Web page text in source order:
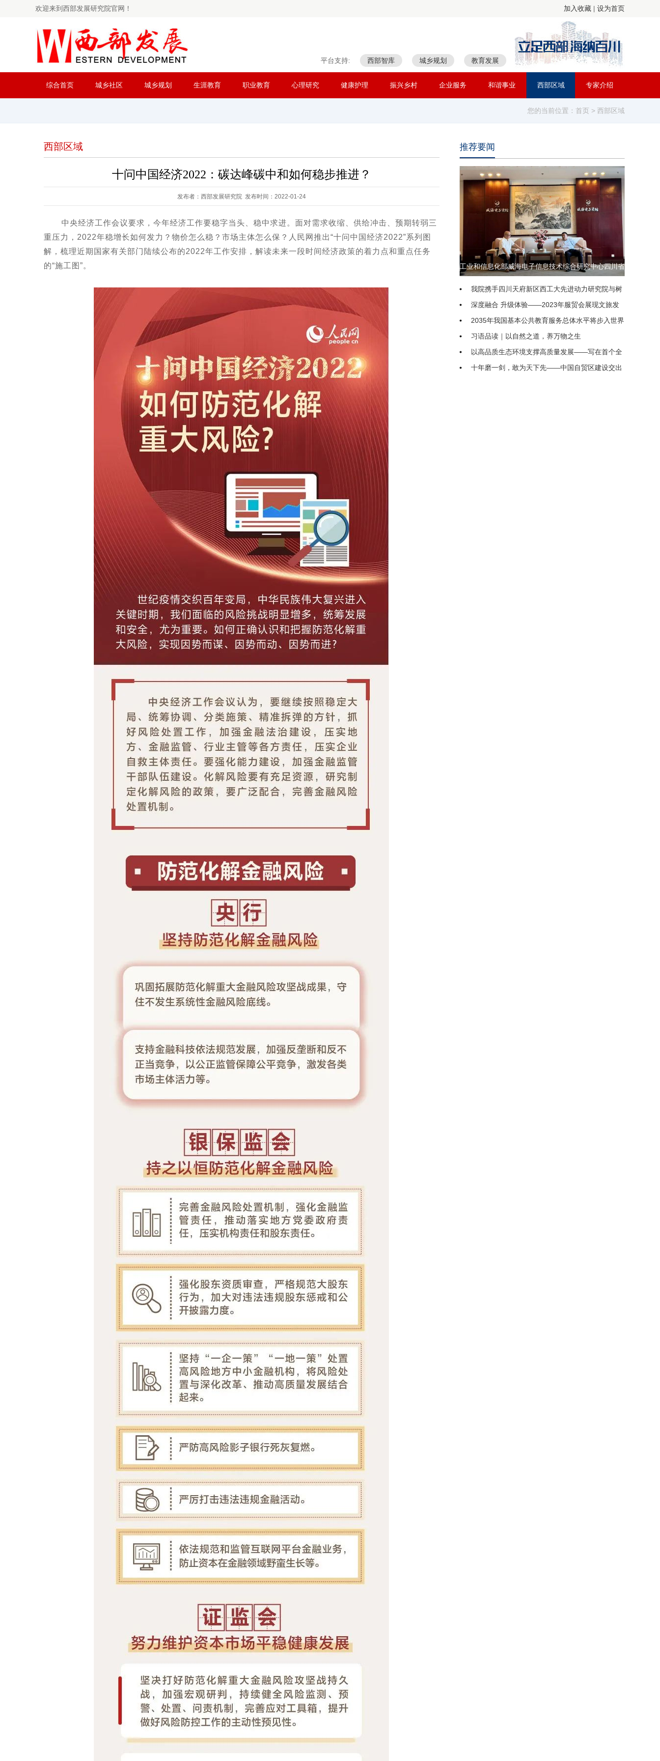
欢迎来到西部发展研究院官网！ 加入收藏 | 设为首页
平台支持: 西部智库 城乡规划 教育发展
综合首页 城乡社区 城乡规划 生涯教育 职业教育 心理研究 健康护理 振兴乡村 企业服务 和谐事业 西部区域 专家介绍
您的当前位置： 首页 > 西部区域
推荐要闻
工业和信息化部威海电子信息技术综合研究中心四川省
联络处即将落地我院
我院携手四川天府新区西工大先进动力研究院与树
生科技 共探低空经济产教融合新模式
深度融合 升级体验——2023年服贸会展现文旅发
展动向2035年我国基本公共教育服务总体水平将步入世界
前列习语品读｜以自然之道，养万物之生
以高品质生态环境支撑高质量发展——写在首个全
国生态日之际
十年磨一剑，敢为天下先——中国自贸区建设交出
西部区域
十问中国经济2022：碳达峰碳中和如何稳步推进？
发布者：西部发展研究院 发布时间：2022-01-24
中央经济工作会议要求，今年经济工作要稳字当头、稳中求进。面对需求收缩、供给冲击、预期转弱三
重压力，2022年稳增长如何发力？物价怎么稳？市场主体怎么保？人民网推出“十问中国经济2022”系列图
解，梳理近期国家有关部门陆续公布的2022年工作安排，解读未来一段时间经济政策的着力点和重点任务
的“施工图”。